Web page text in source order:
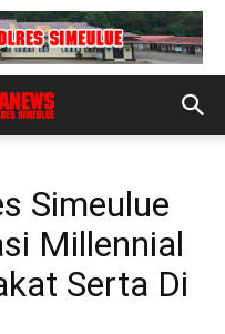
Simeulue
Millennial
Serta Di